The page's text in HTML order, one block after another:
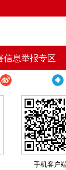
信息举报专区
手机客户